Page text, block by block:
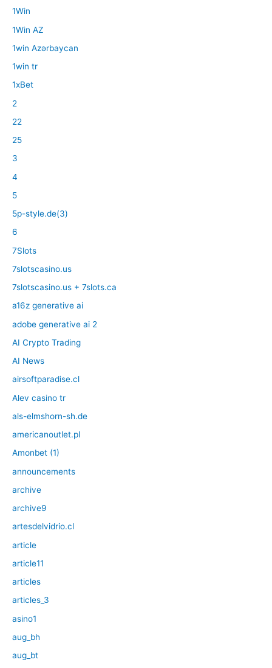
1Win
1Win AZ
1win Azərbaycan
1win tr
1xBet
2
22
25
3
4
5
5p-style.de(3)
6
7Slots
7slotscasino.us
7slotscasino.us + 7slots.ca
a16z generative ai
adobe generative ai 2
AI Crypto Trading
AI News
airsoftparadise.cl
Alev casino tr
als-elmshorn-sh.de
americanoutlet.pl
Amonbet (1)
announcements
archive
archive9
artesdelvidrio.cl
article
article11
articles
articles_3
asino1
aug_bh
aug_bt